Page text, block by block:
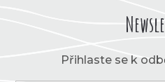
Přihlaste se k